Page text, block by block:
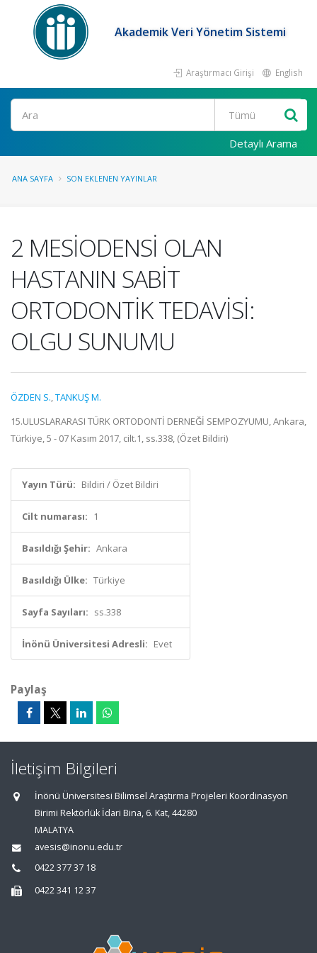
Akademik Veri Yönetim Sistemi
Araştırmacı Girişi English
Ara
Detaylı Arama
ANA SAYFA SON EKLENEN YAYINLAR
2 MESİODENSİ OLAN
HASTANIN SABİT
ORTODONTİK TEDAVİSİ:
OLGU SUNUMU
ÖZDEN S.,TANKUŞ M.
15.ULUSLARARASI TÜRK ORTODONTİ DERNEĞİ SEMPOZYUMU, Ankara,
Türkiye, 5 - 07 Kasım 2017, cilt.1, ss.338, (Özet Bildiri)
Yayın Türü: Bildiri / Özet Bildiri
Cilt numarası: 1
Basıldığı Şehir: Ankara
Basıldığı Ülke: Türkiye
Sayfa Sayıları: ss.338
İnönü Üniversitesi Adresli: Evet
Paylaş
İletişim Bilgileri
İnönü Üniversitesi Bilimsel Araştırma Projeleri Koordinasyon
Birimi Rektörlük İdari Bina, 6. Kat, 44280
MALATYA
avesis@inonu.edu.tr
0422 377 37 18
0422 341 12 37